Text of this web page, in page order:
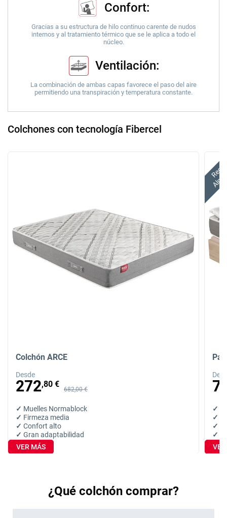
Confort:
Gracias a su estructura de hilo continuo carente de nudos
internos y al tratamiento térmico que se le aplica a todo el
núcleo.
Ventilación:
La combinación de ambas capas favorece el paso del aire
permitiendo una transpiración y temperatura constante.
Colchones con tecnología Fibercel
Colchón ARCE
Desde
272,80 €
682,00 €
✓ Muelles Normablock
✓ Firmeza media
✓ Confort alto
✓ Gran adaptabilidad
VER MÁS
✓
✓
✓
✓
¿Qué colchón comprar?